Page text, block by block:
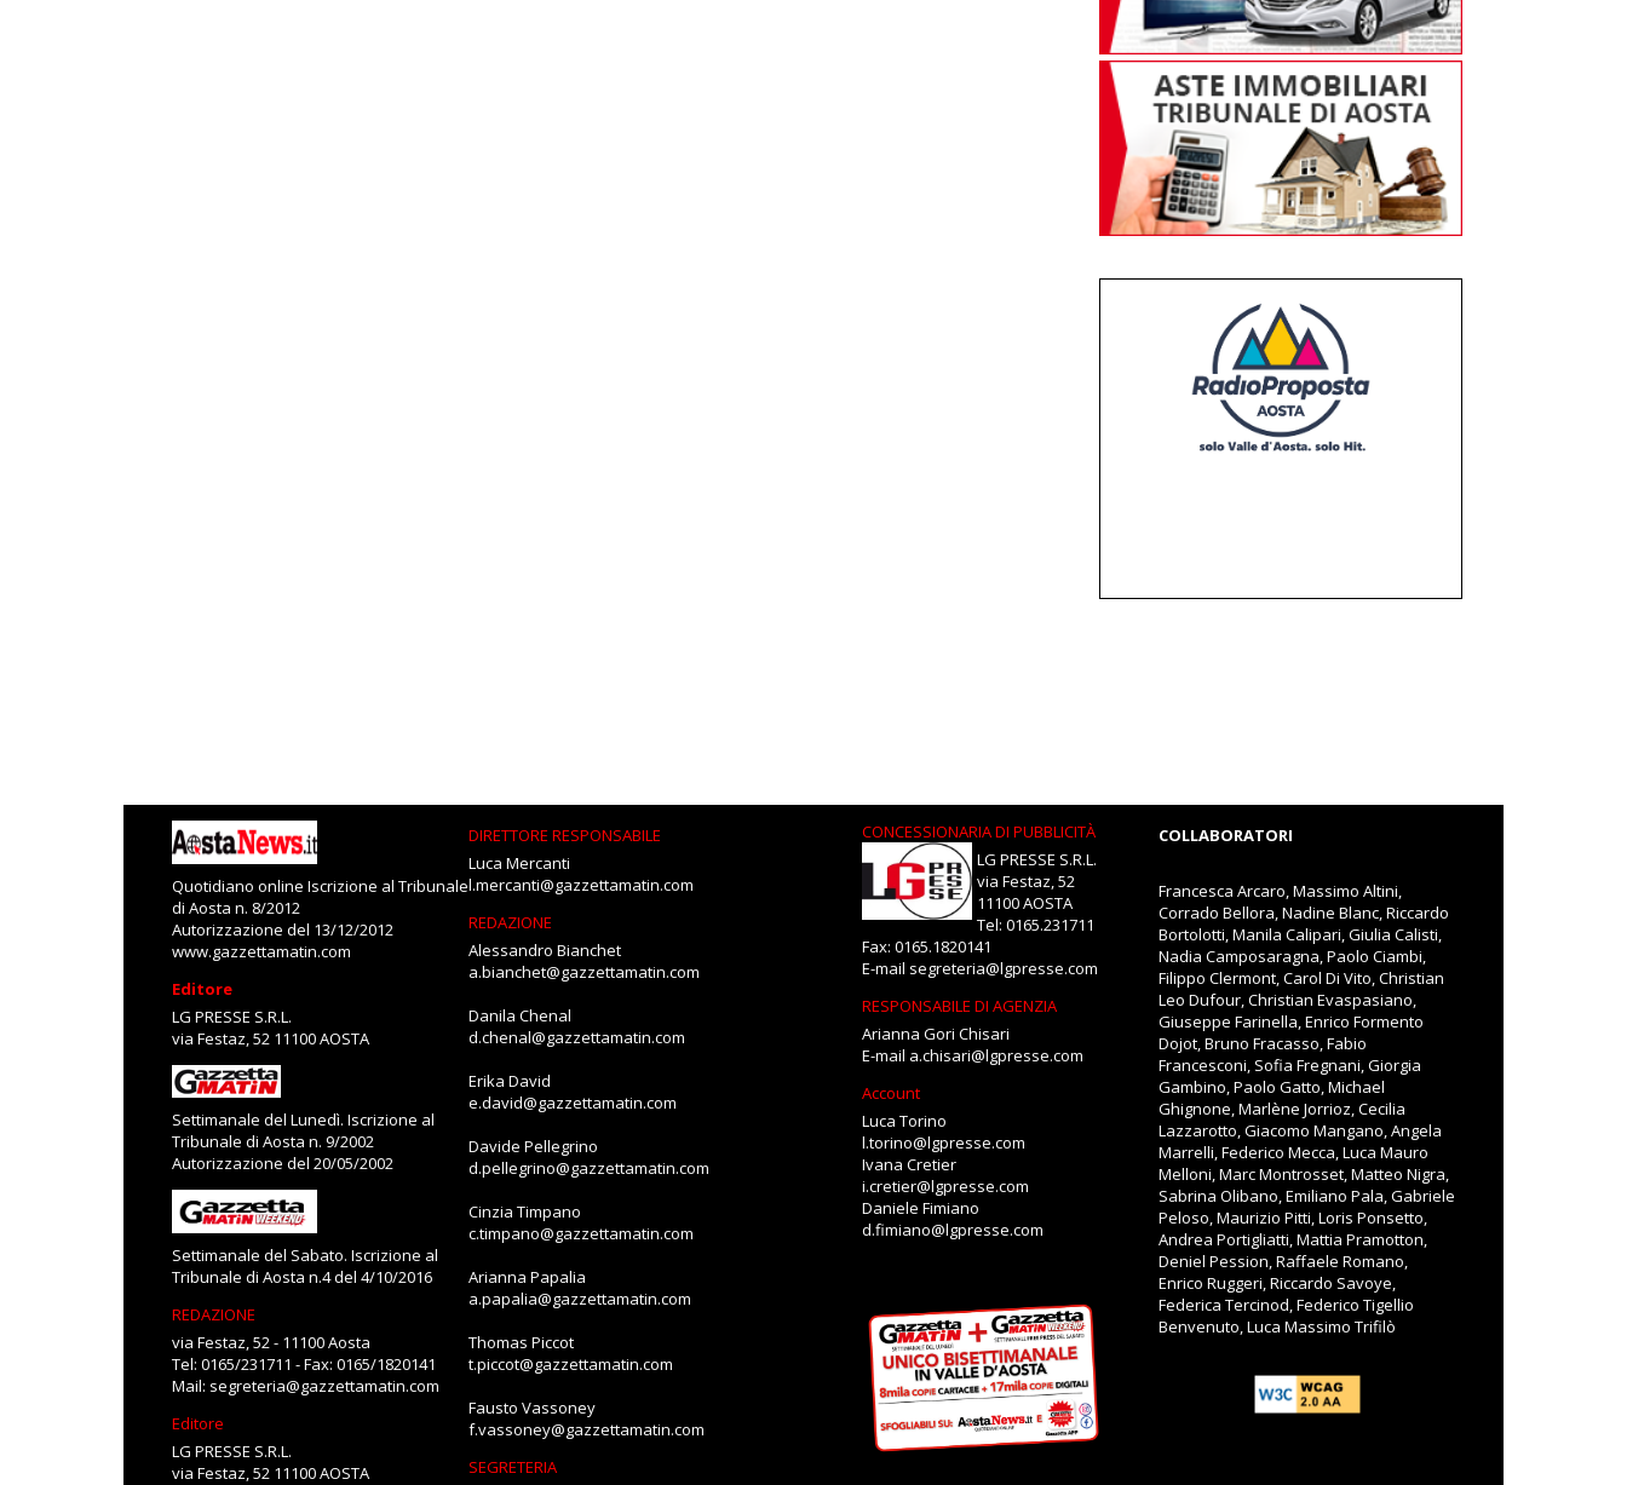
Quotidiano online Iscrizione al Tribunale
di Aosta n. 8/2012
Autorizzazione del 13/12/2012
www.gazzettamatin.com
Editore
LG PRESSE S.R.L.
via Festaz, 52 11100 AOSTA
Settimanale del Lunedì. Iscrizione al
Tribunale di Aosta n. 9/2002
Autorizzazione del 20/05/2002
Settimanale del Sabato. Iscrizione al
Tribunale di Aosta n.4 del 4/10/2016
REDAZIONE
via Festaz, 52 - 11100 Aosta
Tel: 0165/231711 - Fax: 0165/1820141
Mail: segreteria@gazzettamatin.com
Editore
LG PRESSE S.R.L.
via Festaz, 52 11100 AOSTA
DIRETTORE RESPONSABILE
Luca Mercanti
l.mercanti@gazzettamatin.com
REDAZIONE
Alessandro Bianchet
a.bianchet@gazzettamatin.com
Danila Chenal
d.chenal@gazzettamatin.com
Erika David
e.david@gazzettamatin.com
Davide Pellegrino
d.pellegrino@gazzettamatin.com
Cinzia Timpano
c.timpano@gazzettamatin.com
Arianna Papalia
a.papalia@gazzettamatin.com
Thomas Piccot
t.piccot@gazzettamatin.com
Fausto Vassoney
f.vassoney@gazzettamatin.com
SEGRETERIA
CONCESSIONARIA DI PUBBLICITÀ
LG PRESSE S.R.L.
via Festaz, 52
11100 AOSTA
Tel: 0165.231711
Fax: 0165.1820141
E-mail segreteria@lgpresse.com
RESPONSABILE DI AGENZIA
Arianna Gori Chisari
E-mail a.chisari@lgpresse.com
Account
Luca Torino
l.torino@lgpresse.com
Ivana Cretier
i.cretier@lgpresse.com
Daniele Fimiano
d.fimiano@lgpresse.com
COLLABORATORI
Francesca Arcaro, Massimo Altini,
Corrado Bellora, Nadine Blanc, Riccardo
Bortolotti, Manila Calipari, Giulia Calisti,
Nadia Camposaragna, Paolo Ciambi,
Filippo Clermont, Carol Di Vito, Christian
Leo Dufour, Christian Evaspasiano,
Giuseppe Farinella, Enrico Formento
Dojot, Bruno Fracasso, Fabio
Francesconi, Sofia Fregnani, Giorgia
Gambino, Paolo Gatto, Michael
Ghignone, Marlène Jorrioz, Cecilia
Lazzarotto, Giacomo Mangano, Angela
Marrelli, Federico Mecca, Luca Mauro
Melloni, Marc Montrosset, Matteo Nigra,
Sabrina Olibano, Emiliano Pala, Gabriele
Peloso, Maurizio Pitti, Loris Ponsetto,
Andrea Portigliatti, Mattia Pramotton,
Deniel Pession, Raffaele Romano,
Enrico Ruggeri, Riccardo Savoye,
Federica Tercinod, Federico Tigellio
Benvenuto, Luca Massimo Trifilò